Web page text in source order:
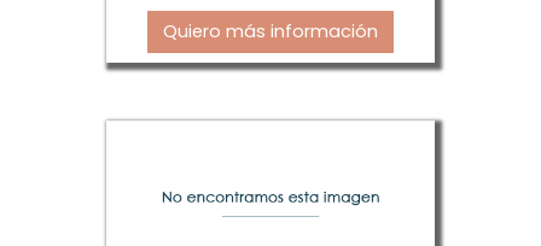
Quiero más información